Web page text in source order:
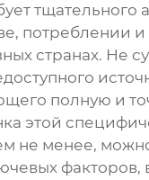
тщательного
потреблении и
странах. Не
полную и
этой
не менее,